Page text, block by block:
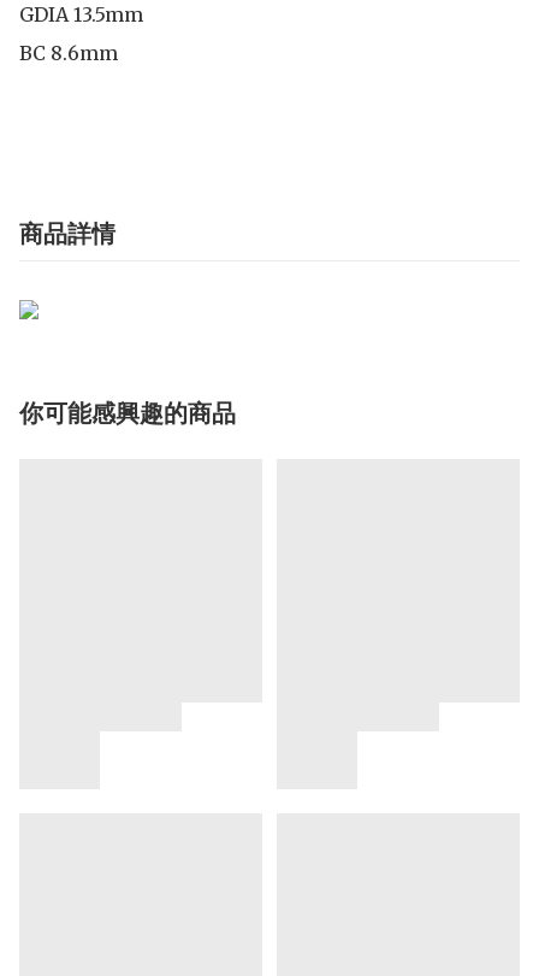
GDIA 13.5mm
BC 8.6mm
商品詳情
你可能感興趣的商品